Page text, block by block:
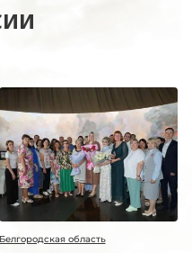
Белгородская область